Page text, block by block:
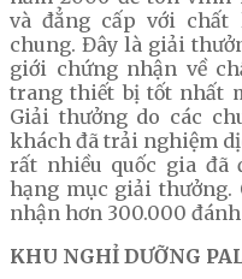
và đẳng cấp với
chung. Đây là giải
giới chứng nhận về
trang thiết bị tốt nhất
Giải thưởng do các
khách đã trải nghiệm
rất nhiều quốc gia đã
hạng mục giải thưởng.
nhận hơn 300.000
KHU NGHỈ DƯỠNG